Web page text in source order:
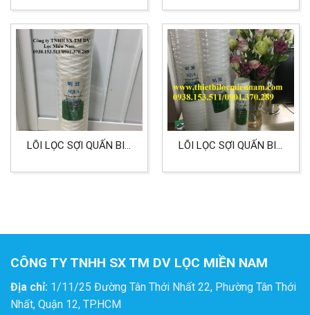
THỦY TINH LỌC NƯỚC
THẢI
AQUA LỌC CÔNG
NGHIỆP, HÓA CHẤT XI
MẠ
LÕI LỌC SỢI QUẤN BIG
AQUA
LÕI LỌC SỢI QUẤN BIG
HÓA CHẤT
CÔNG TY TNHH SX TM DV LỌC MIỀN NAM
Địa chỉ: 1/11/25 Đường Tân Thới Nhất 22, Phường Tân Thới
Nhất, Quận 12, TP.HCM